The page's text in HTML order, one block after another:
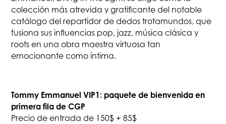
colección más atrevida y gratificante del notable
catálogo del repartidor de dedos trotamundos, que
fusiona sus influencias pop, jazz, música clásica y
roots en una obra maestra virtuosa tan
emocionante como íntima.
Tommy Emmanuel VIP1: paquete de bienvenida en
primera fila de CGP
Precio de entrada de 150$ + 85$